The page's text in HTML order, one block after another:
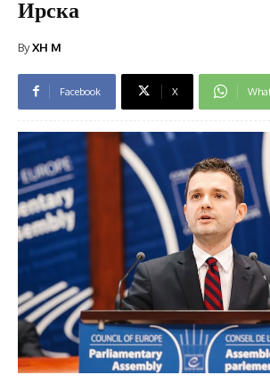
Ирска
ByXH M
Facebook X